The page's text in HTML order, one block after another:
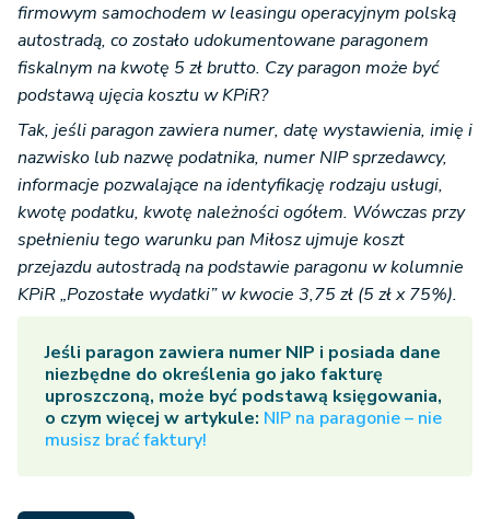
firmowym samochodem w leasingu operacyjnym polską
autostradą, co zostało udokumentowane paragonem
fiskalnym na kwotę 5 zł brutto. Czy paragon może być
podstawą ujęcia kosztu w KPiR?
Tak, jeśli paragon zawiera numer, datę wystawienia, imię i
nazwisko lub nazwę podatnika, numer NIP sprzedawcy,
informacje pozwalające na identyfikację rodzaju usługi,
kwotę podatku, kwotę należności ogółem. Wówczas przy
spełnieniu tego warunku pan Miłosz ujmuje koszt
przejazdu autostradą na podstawie paragonu w kolumnie
KPiR „Pozostałe wydatki” w kwocie 3,75 zł (5 zł x 75%).
Jeśli paragon zawiera numer NIP i posiada dane
niezbędne do określenia go jako fakturę
uproszczoną, może być podstawą księgowania,
o czym więcej w artykule: NIP na paragonie – nie
musisz brać faktury!